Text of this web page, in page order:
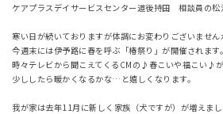
お問い合わせ
ケアプラスデイサービスセンター道後持田 相談員の松
寒い日が続いておりますが体調にお変わりございません
今週末には伊予路に春を呼ぶ「椿祭り」が開催されます。
時々テレビから聞こえてくるCMの♪春こいや福こい♪
少ししたら暖かくなるかな…と嬉しくなります。
我が家は去年11月に新しく家族（犬ですが）が増えまし